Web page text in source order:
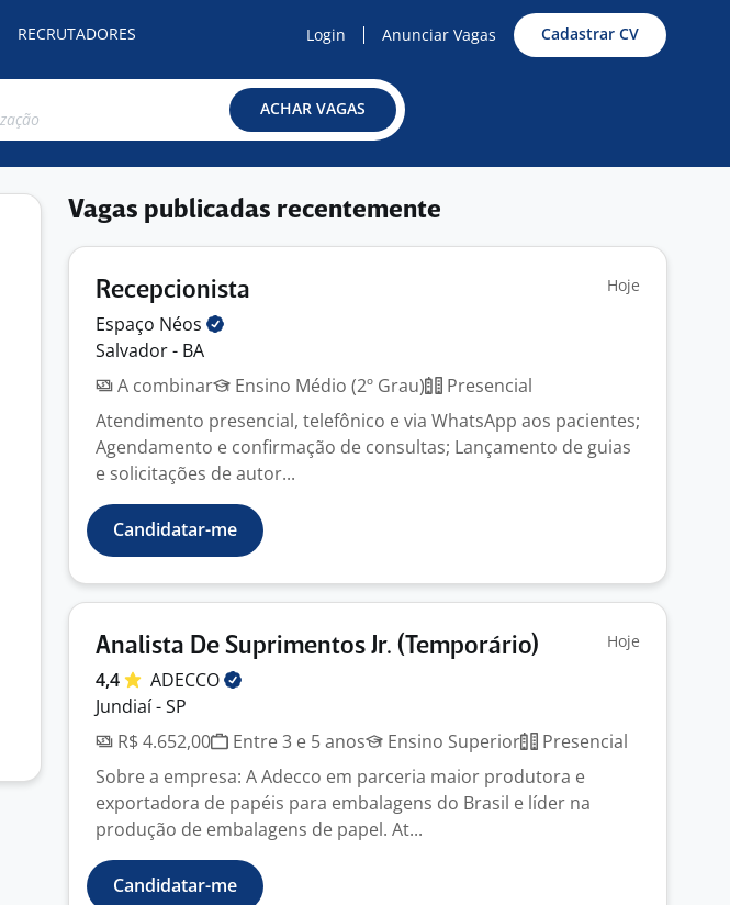
RECRUTADORES Login Anunciar Vagas Cadastrar CV
ACHAR VAGAS
Vagas publicadas recentemente
Recepcionista Hoje
Espaço Néos
Salvador - BA
A combinar
Ensino Médio (2º Grau)
Presencial
Atendimento presencial, telefônico e via WhatsApp aos pacientes;
Agendamento e confirmação de consultas; Lançamento de guias
e solicitações de autor...
Candidatar-me
Analista De Suprimentos Jr. (Temporário) Hoje
4,4
ADECCO
Jundiaí - SP
R$ 4.652,00
Entre 3 e 5 anos Ensino Superior
Presencial
Sobre a empresa: A Adecco em parceria maior produtora e
exportadora de papéis para embalagens do Brasil e líder na
produção de embalagens de papel. At...
Candidatar-me